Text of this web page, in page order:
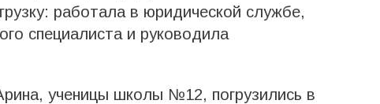
работала в юридической службе,
специалиста и руководила
ученицы школы №12, погрузились в